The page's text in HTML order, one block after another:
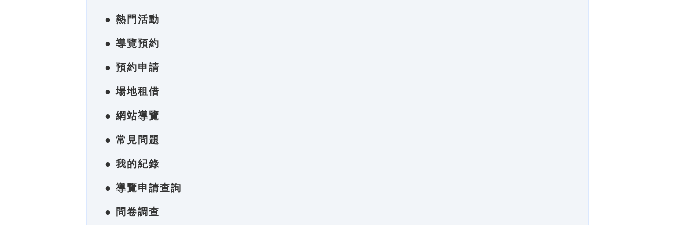
● 熱門活動
● 導覽預約
● 預約申請
● 場地租借
● 網站導覽
● 常見問題
● 我的紀錄
● 導覽申請查詢
● 問卷調查